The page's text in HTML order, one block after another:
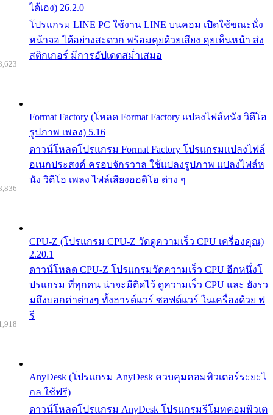
ได้เอง) 26.2.0
โปรแกรม LINE PC ใช้งาน LINE บนคอม เปิดใช้ขณะนั่ง
หน้าจอ ได้อย่างสะดวก พร้อมคุยด้วยเสียง คุยเห็นหน้า ส่ง
สติกเกอร์ มีการอัปเดตสม่ำเสมอ
Format Factory (โหลด Format Factory แปลงไฟล์หนัง วิดีโอ
รูปภาพ เพลง) 5.16
ดาวน์โหลดโปรแกรม Format Factory โปรแกรมแปลงไฟล์
อเนกประสงค์ ครอบจักรวาล ใช้แปลงรูปภาพ แปลงไฟล์ห
นัง วิดีโอ เพลง ไฟล์เสียงออดิโอ ต่าง ๆ
CPU-Z (โปรแกรม CPU-Z วัดดูความเร็ว CPU เครื่องคุณ)
2.20.1
ดาวน์โหลด CPU-Z โปรแกรมวัดความเร็ว CPU อีกหนึ่งโ
ปรแกรม ที่ทุกคน น่าจะมีติดไว้ ดูความเร็ว CPU และ ยังรว
มถึงบอกค่าต่างๆ ทั้งฮารด์แวร์ ซอฟต์แวร์ ในเครื่องด้วย ฟ
รี
AnyDesk (โปรแกรม AnyDesk ควบคุมคอมพิวเตอร์ระยะไ
กล ใช้ฟรี)
ดาวน์โหลดโปรแกรม AnyDesk โปรแกรมรีโมทคอมพิวเต